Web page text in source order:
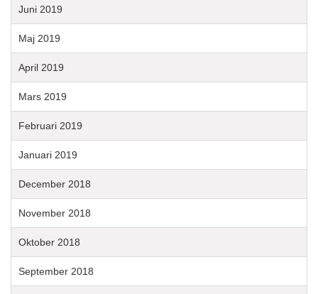
Juni 2019
Maj 2019
April 2019
Mars 2019
Februari 2019
Januari 2019
December 2018
November 2018
Oktober 2018
September 2018